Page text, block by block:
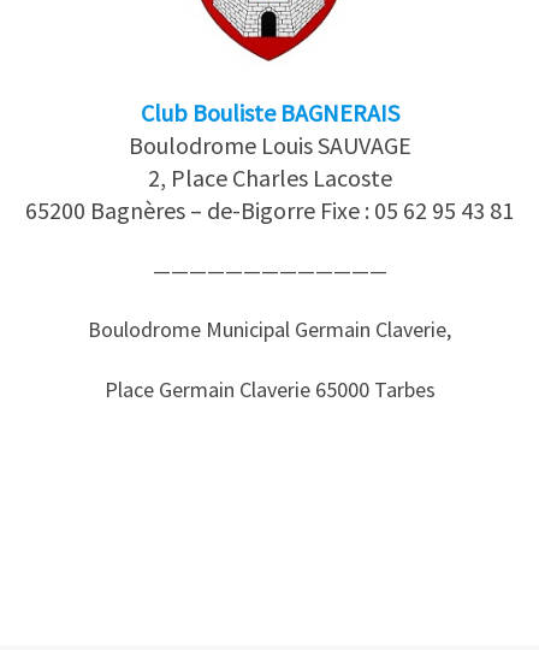
Club Bouliste BAGNERAIS
Boulodrome Louis SAUVAGE
2, Place Charles Lacoste
65200 Bagnères – de-Bigorre Fixe : 05 62 95 43 81
—————————————
Boulodrome Municipal Germain Claverie,
Place Germain Claverie 65000 Tarbes